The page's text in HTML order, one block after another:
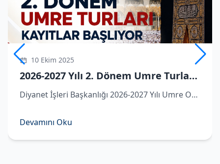
10 Ekim 2025
2026-2027 Yılı 2. Dönem Umre Turlarına Kayıtlar Başlıyor
Diyanet İşleri Başkanlığı 2026-2027 Yılı Umre Organizasyonu kapsamında ikinci dönem umre turlarına dair detaylar belli oldu.
Devamını Oku